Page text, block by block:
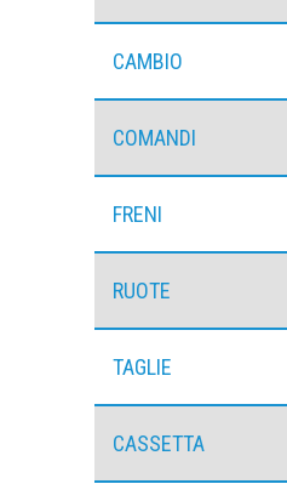
CAMBIO
COMANDI
FRENI
RUOTE
TAGLIE
CASSETTA